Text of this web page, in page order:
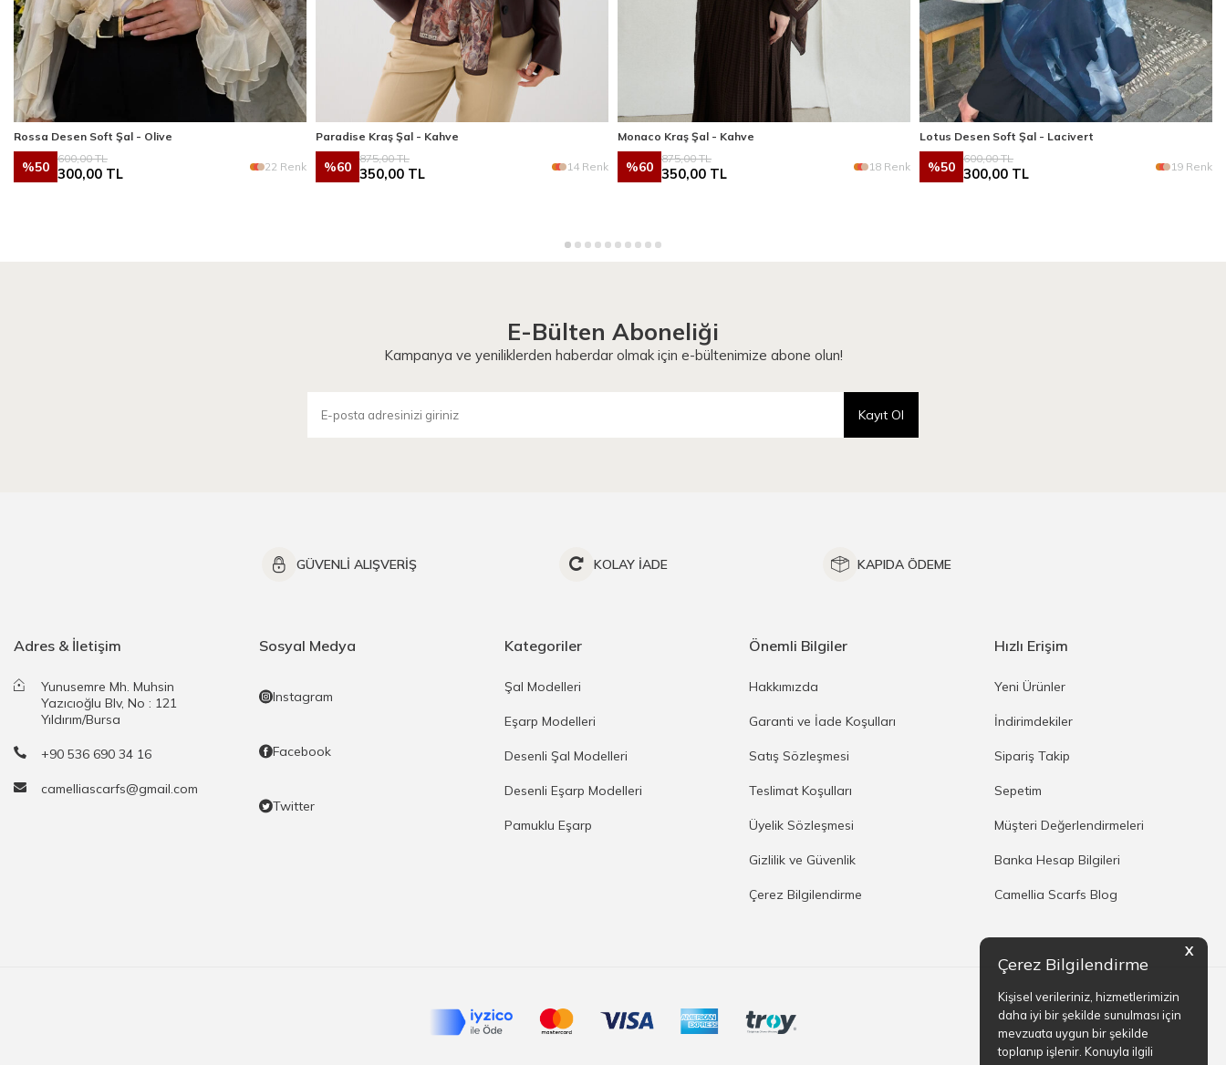
X
Çerez Bilgilendirme
Kişisel verileriniz, hizmetlerimizin
daha iyi bir şekilde sunulması için
mevzuata uygun bir şekilde
toplanıp işlenir. Konuyla ilgili
Rossa Desen Soft Şal - Olive
%50
600,00TL
300,00 TL 22 Renk
Paradise Kraş Şal - Kahve
%60
875,00TL
350,00 TL 14 Renk
Monaco Kraş Şal - Kahve
%60
875,00TL
350,00 TL 18 Renk
Lotus Desen Soft Şal - Lacivert
%50
600,00TL
300,00 TL 19 Renk
E-Bülten Aboneliği
Kampanya ve yeniliklerden haberdar olmak için e-bültenimize abone olun!
Kayıt Ol
GÜVENLİ ALIŞVERİŞ KOLAY İADE KAPIDA ÖDEME
Adres & İletişim
Yunusemre Mh. Muhsin
Yazıcıoğlu Blv, No : 121
Yıldırım/Bursa
+90 536 690 34 16
camelliascarfs@gmail.com
Sosyal Medya
Instagram
Facebook
Twitter
Kategoriler
Şal Modelleri
Eşarp Modelleri
Desenli Şal Modelleri
Desenli Eşarp Modelleri
Pamuklu Eşarp
Önemli Bilgiler
Hakkımızda
Garanti ve İade Koşulları
Satış Sözleşmesi
Teslimat Koşulları
Üyelik Sözleşmesi
Gizlilik ve Güvenlik
Çerez Bilgilendirme
Hızlı Erişim
Yeni Ürünler
İndirimdekiler
Sipariş Takip
Sepetim
Müşteri Değerlendirmeleri
Banka Hesap Bilgileri
Camellia Scarfs Blog